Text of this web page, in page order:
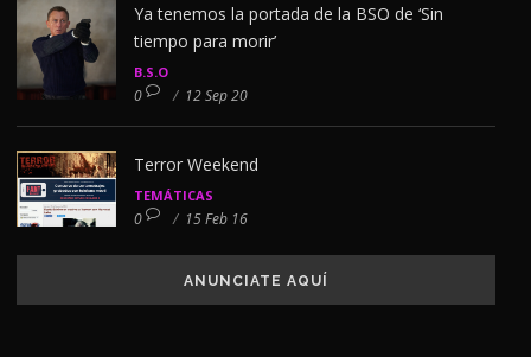
Ya tenemos la portada de la BSO de ‘Sin
tiempo para morir’
B.S.O
0 / 12 Sep 20
Terror Weekend
TEMÁTICAS
0 / 15 Feb 16
ANUNCIATE AQUÍ